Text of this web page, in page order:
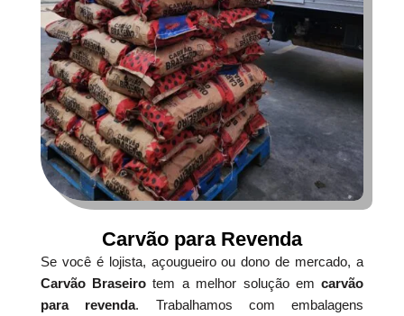
Carvão para Revenda
Se você é lojista, açougueiro ou dono de mercado, a
Carvão Braseiro tem a melhor solução emcarvão
para revenda. Trabalhamos com embalagens